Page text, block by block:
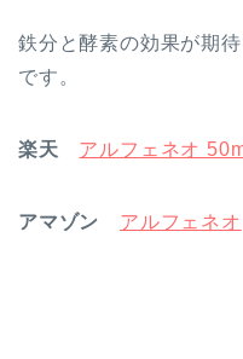
鉄分と酵素の効果が期
です。
楽天 アルフェネオ
アマゾン アルフェネオ